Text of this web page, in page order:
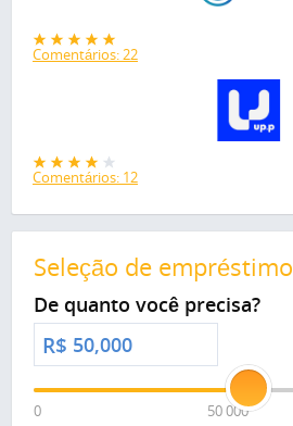
Comentários: 22
Comentários: 12
Seleção de empréstimo
De quanto você precisa?
R$
0 50 000